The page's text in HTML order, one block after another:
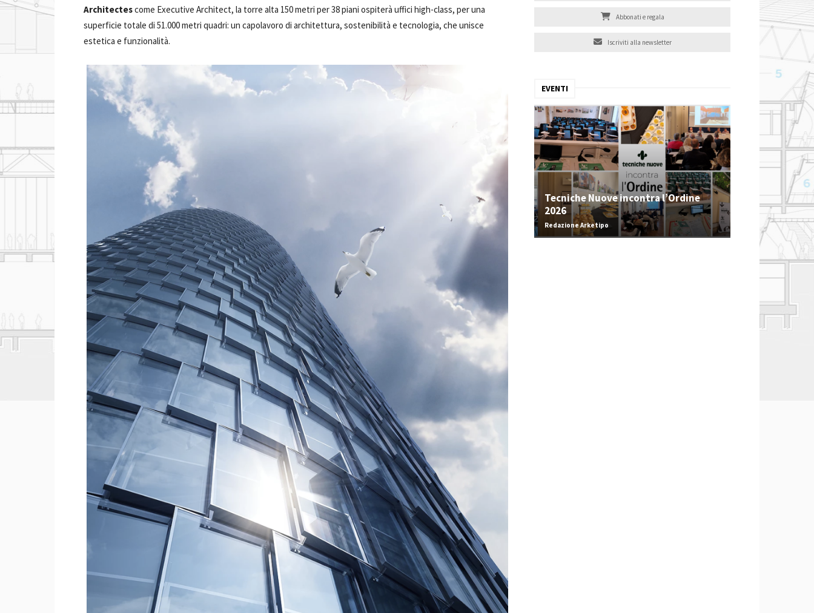
Architectescome Executive Architect, la torre alta 150 metri per 38 piani ospiterà uffici high-class, per una
superficie totale di 51.000 metri quadri: un capolavoro di architettura, sostenibilità e tecnologia, che unisce
estetica e funzionalità.
Abbonati e regala
Iscriviti alla newsletter
EVENTI
Tecniche Nuove incontra l’Ordine
2026
Redazione Arketipo